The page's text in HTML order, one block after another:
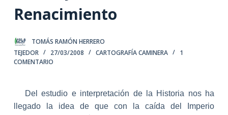
Renacimiento
TOMÁS RAMÓN HERRERO
TEJEDOR
27/03/2008 CARTOGRAFÍA CAMINERA
1
COMENTARIO
Del estudio e interpretación de la Historia nos ha
llegado la idea de que con la caída del Imperio